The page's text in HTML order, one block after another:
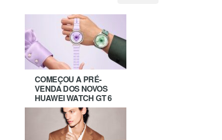
COMEÇOU A PRÉ-
VENDA DOS NOVOS
HUAWEI WATCH GT 6